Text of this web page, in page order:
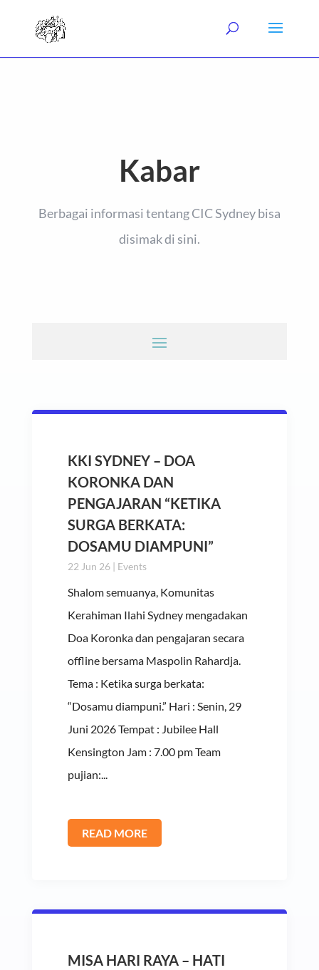
Kabar
Berbagai informasi tentang CIC Sydney bisa
disimak di sini.
KKI SYDNEY – DOA
KORONKA DAN
PENGAJARAN “KETIKA
SURGA BERKATA:
DOSAMU DIAMPUNI”
22 Jun 26| Events
Shalom semuanya, Komunitas
Kerahiman Ilahi Sydney mengadakan
Doa Koronka dan pengajaran secara
offline bersama Maspolin Rahardja.
Tema : Ketika surga berkata:
“Dosamu diampuni.” Hari : Senin, 29
Juni 2026 Tempat : Jubilee Hall
Kensington Jam : 7.00 pm Team
pujian:...
READ MORE
MISA HARI RAYA – HATI